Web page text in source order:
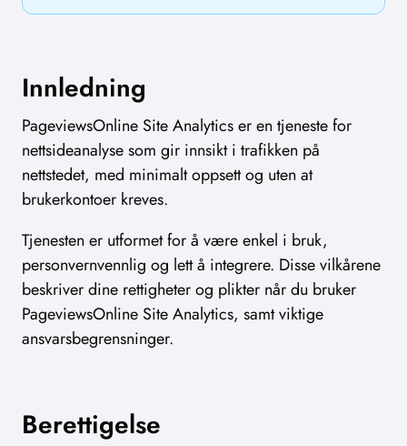
Innledning
PageviewsOnline Site Analytics er en tjeneste for
nettsideanalyse som gir innsikt i trafikken på
nettstedet, med minimalt oppsett og uten at
brukerkontoer kreves.
Tjenesten er utformet for å være enkel i bruk,
personvernvennlig og lett å integrere. Disse vilkårene
beskriver dine rettigheter og plikter når du bruker
PageviewsOnline Site Analytics, samt viktige
ansvarsbegrensninger.
Berettigelse